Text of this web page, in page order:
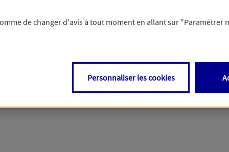
de changer d'avis à tout moment en allant sur "Paramétrer
Personnaliser les cookies